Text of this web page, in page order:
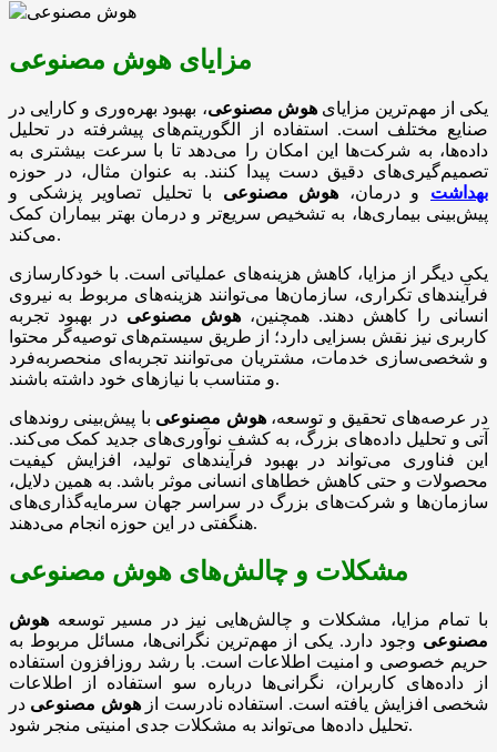
مزایای هوش مصنوعی
یکی از مهم‌ترین مزایایهوش مصنوعی، بهبود بهره‌وری و کارایی در
صنایع مختلف است. استفاده از الگوریتم‌های پیشرفته در تحلیل
داده‌ها، به شرکت‌ها این امکان را می‌دهد تا با سرعت بیشتری به
تصمیم‌گیری‌های دقیق دست پیدا کنند. به عنوان مثال، در حوزه
بهداشت و درمان، هوش مصنوعی با تحلیل تصاویر پزشکی و
پیش‌بینی بیماری‌ها، به تشخیص سریع‌تر و درمان بهتر بیماران کمک
می‌کند.
یکی دیگر از مزایا، کاهش هزینه‌های عملیاتی است. با خودکارسازی
فرآیندهای تکراری، سازمان‌ها می‌توانند هزینه‌های مربوط به نیروی
انسانی را کاهش دهند. همچنین، هوش مصنوعی در بهبود تجربه
کاربری نیز نقش بسزایی دارد؛ از طریق سیستم‌های توصیه‌گر محتوا
و شخصی‌سازی خدمات، مشتریان می‌توانند تجربه‌ای منحصربه‌فرد
و متناسب با نیازهای خود داشته باشند.
در عرصه‌های تحقیق و توسعه،هوش مصنوعی با پیش‌بینی روندهای
آتی و تحلیل داده‌های بزرگ، به کشف نوآوری‌های جدید کمک می‌کند.
این فناوری می‌تواند در بهبود فرآیندهای تولید، افزایش کیفیت
محصولات و حتی کاهش خطاهای انسانی موثر باشد. به همین دلایل،
سازمان‌ها و شرکت‌های بزرگ در سراسر جهان سرمایه‌گذاری‌های
هنگفتی در این حوزه انجام می‌دهند.
مشکلات و چالش‌های هوش مصنوعی
با تمام مزایا، مشکلات و چالش‌هایی نیز در مسیر توسعه هوش
مصنوعی وجود دارد. یکی از مهم‌ترین نگرانی‌ها، مسائل مربوط به
حریم خصوصی و امنیت اطلاعات است. با رشد روزافزون استفاده
از داده‌های کاربران، نگرانی‌ها درباره سو استفاده از اطلاعات
شخصی افزایش یافته است. استفاده نادرست ازهوش مصنوعی در
تحلیل داده‌ها می‌تواند به مشکلات جدی امنیتی منجر شود.